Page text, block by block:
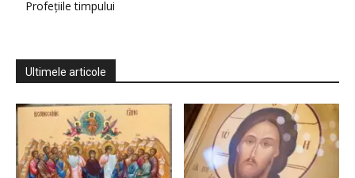
Profețiile timpului
Ultimele articole